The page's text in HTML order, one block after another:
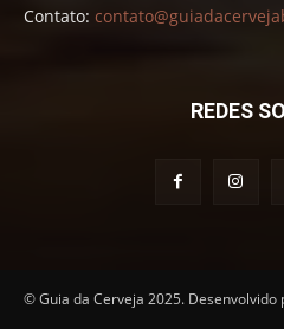
Contato:
REDES
© Guia da Cerveja 2025. Desenvolvido